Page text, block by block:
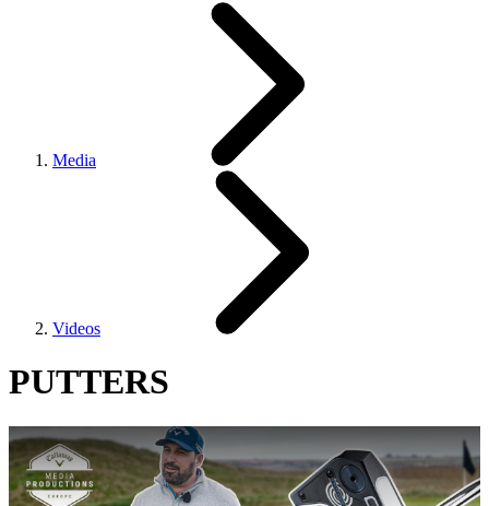
Media
Videos
PUTTERS